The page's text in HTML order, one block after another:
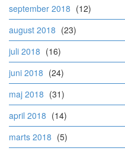
september 2018 (12)
august 2018 (23)
juli 2018 (16)
juni 2018 (24)
maj 2018 (31)
april 2018 (14)
marts 2018 (5)